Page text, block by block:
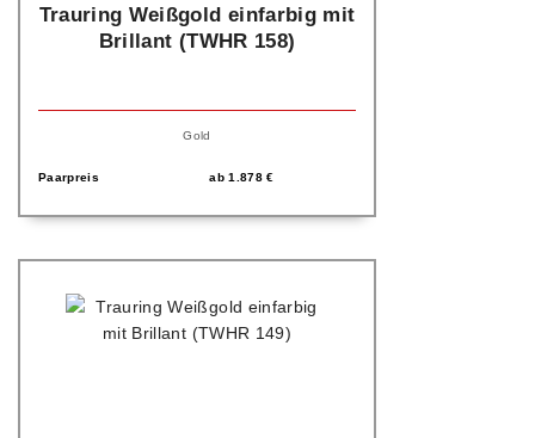
Trauring Weißgold einfarbig mit
Brillant (TWHR 158)
Gold
Paarpreis ab1.878€